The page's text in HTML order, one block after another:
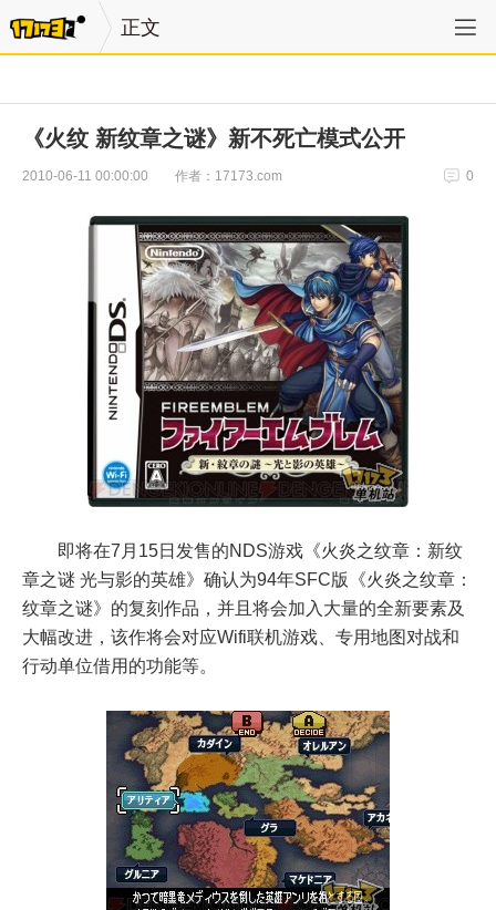
正文
《火纹 新纹章之谜》新不死亡模式公开
2010-06-11 00:00:00 作者：17173.com 0
即将在7月15日发售的NDS游戏《火炎之纹章：新纹
章之谜 光与影的英雄》确认为94年SFC版《火炎之纹章：
纹章之谜》的复刻作品，并且将会加入大量的全新要素及
大幅改进，该作将会对应Wifi联机游戏、专用地图对战和
行动单位借用的功能等。